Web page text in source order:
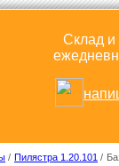
Склад и
/ Пилястра 1.20.101 /